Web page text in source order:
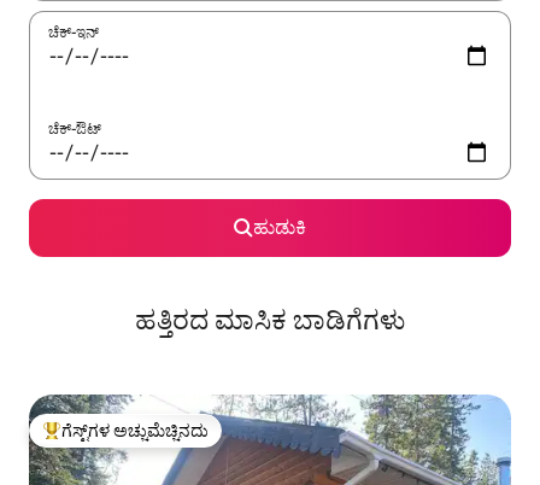
ಚೆಕ್-ಇನ್
ಚೆಕ್-ಔಟ್
ಹುಡುಕಿ
ಹತ್ತಿರದ ಮಾಸಿಕ ಬಾಡಿಗೆಗಳು
ಗೆಸ್ಟ್‌ಗಳಿಗೆ ಅತಿ ಹೆಚ್ಚು ಅಚ್ಚುಮೆಚ್ಚಿನದು
ಗೆಸ್ಟ್‌ಗಳ ಅಚ್ಚುಮೆಚ್ಚಿನದು